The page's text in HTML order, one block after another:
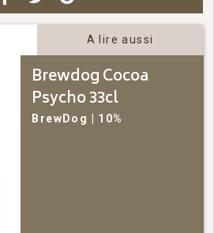
A lire aussi
Brewdog Cocoa
Psycho 33cl
BrewDog | 10%